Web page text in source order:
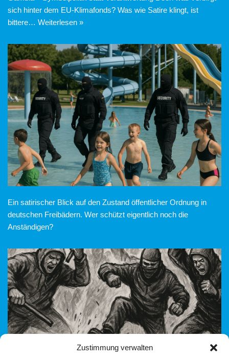
Zustimmung verwalten
sich hinter dem EU-Klimafonds? Was wie Satire klingt, ist
bittere… Weiterlesen »
Ein satirischer Blick auf den Zustand öffentlicher Ordnung in
deutschen Freibädern. Wer schützt eigentlich noch die
Anständigen?